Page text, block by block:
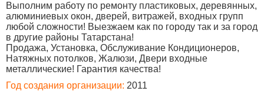
Выполним работу по ремонту пластиковых, деревянных,
алюминиевых окон, дверей, витражей, входных групп
любой сложности! Выезжаем как по городу так и за город
в другие районы Татарстана!
Продажа, Установка, Обслуживание Кондиционеров,
Натяжных потолков, Жалюзи, Двери входные
металлические! Гарантия качества!
Год создания организации: 2011